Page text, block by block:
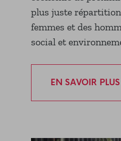
plus juste
femmes et des
social et
EN SAVOIR PLUS